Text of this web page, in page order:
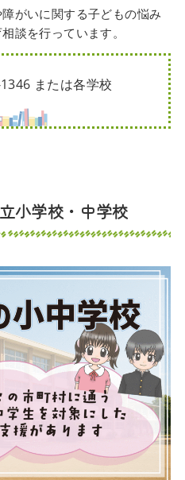
がいに関する子どもの悩み
談を行っています。
または各学校
小学校・中学校